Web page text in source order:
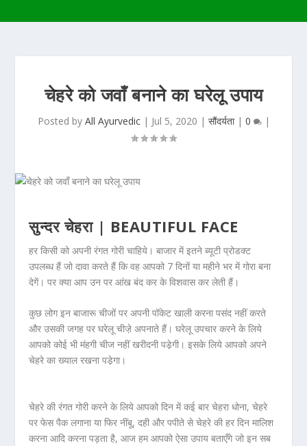
चेहरे को जवाँ बनाने का घरेलू उपाय
Posted by All Ayurvedic| Jul 5, 2020 | सौंदर्यता| 0 |
सुन्दर चेहरा | BEAUTIFUL FACE
हर किसी को अपनी रंगत गोरी चाहिये। बाजार में इतने ब्‍यूटी प्रोडक्‍ट
उपलब्‍ध हैं जो दावा करते हैं कि वह आपको 7 दिनों या महीने भर में गोरा बना
देगें। पर क्‍या आप उन पर आंख बंद कर के विशवास कर लेती हैं।
कुछ लोग इन बाजारू चीजों पर अपनी पॉकेट खाली करना पसंद नहीं करते
और उसकी जगह पर घरेलू चीजे़ अपनाते हैं। घरेलू उपचार करने के लिये
आपको कोई भी मंहगी चीज नहीं खरीदनी पडे़गी। इसके लिये आपको अपने
चेहरे का ख्‍याल रखना पडे़गा।
चेहरे की रंगत गोरी करने के लिये आपको दिन में कई बार चेहरा धोना, चेहरे
पर फेस पैक लगाना या फिर नींबू, दही और पपीते से चेहरे की हर दिन मालिश
करना आदि करना पड़ता है, आज हम आपको ऐसा उपाय बताएँगे जो इन सब